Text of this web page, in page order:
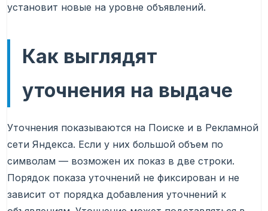
установит новые на уровне объявлений.
Как выглядят
уточнения на выдаче
Уточнения показываются на Поиске и в Рекламной
сети Яндекса. Если у них большой объем по
символам — возможен их показ в две строки.
Порядок показа уточнений не фиксирован и не
зависит от порядка добавления уточнений к